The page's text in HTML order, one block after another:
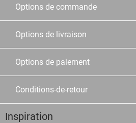
Options de commande
Options de livraison
Options de paiement
Conditions-de-retour
Inspiration